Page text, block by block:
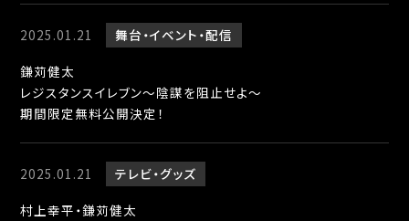
2025.01.21 舞台 イベント 配信
鎌苅健太
レジスタンスイレブン～陰謀を阻止せよ～
期間限定無料公開決定！
2025.01.21 テレビ グッズ
村上幸平・鎌苅健太